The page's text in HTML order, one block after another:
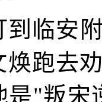
到临安
跑去
是"叛